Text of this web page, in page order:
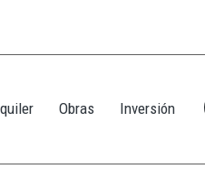
Obras Inversión